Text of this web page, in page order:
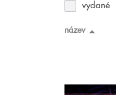
vydané
název